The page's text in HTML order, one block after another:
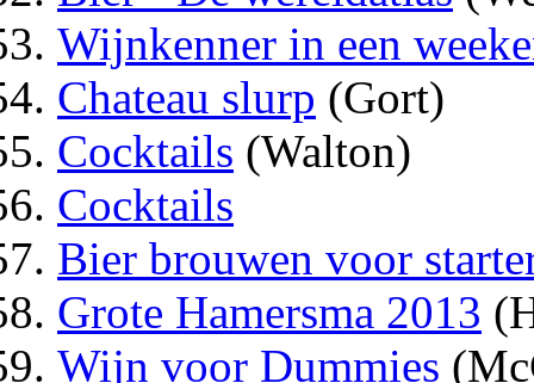
Wijnkenner in een
Chateau slurp (Gort)
Cocktails (Walton)
Cocktails
Bier brouwen voor
Grote Hamersma 2013
Wijn voor Dummies